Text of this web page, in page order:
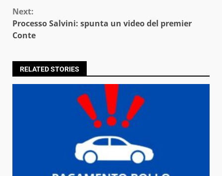
Next:
Processo Salvini: spunta un video del premier
Conte
RELATED STORIES